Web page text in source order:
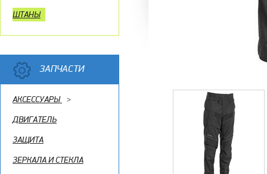
ШТАНЫ
ЗАПЧАСТИ
АКСЕССУАРЫ >
ДВИГАТЕЛЬ
ЗАЩИТА
ЗЕРКАЛА И СТЕКЛА